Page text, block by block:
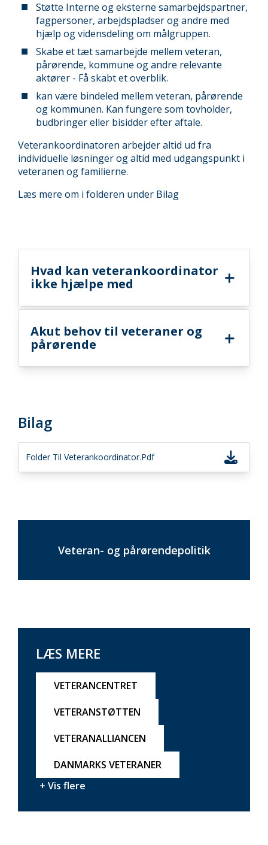
Støtte Interne og eksterne samarbejdspartner,
fagpersoner, arbejdspladser og andre med
hjælp og vidensdeling om målgruppen.
Skabe et tæt samarbejde mellem veteran,
pårørende, kommune og andre relevante
aktører - Få skabt et overblik.
kan være bindeled mellem veteran, pårørende
og kommunen. Kan fungere som tovholder,
budbringer eller bisidder efter aftale.
Veterankoordinatoren arbejder altid ud fra
individuelle løsninger og altid med udgangspunkt i
veteranen og familierne.
Læs mere om i folderen under Bilag
Hvad kan veterankoordinator
ikke hjælpe med
Akut behov til veteraner og
pårørende
Bilag
Folder Til Veterankoordinator.pdf
Veteran- og pårørendepolitik
LÆS MERE
VETERANCENTRET
VETERANSTØTTEN
VETERANALLIANCEN
DANMARKS VETERANER
+ Vis flere